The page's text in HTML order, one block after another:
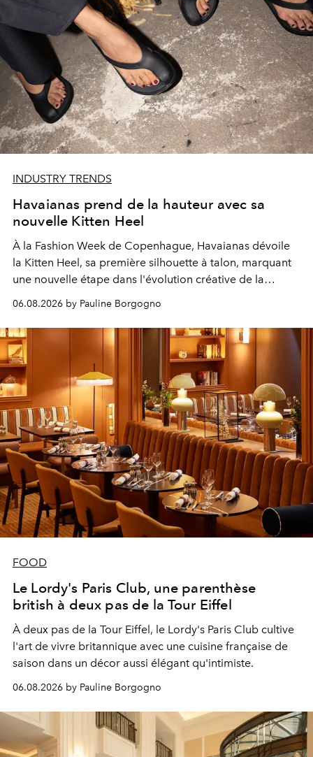
INDUSTRY TRENDS
Havaianas prend de la hauteur avec sa
nouvelle Kitten Heel
À la Fashion Week de Copenhague, Havaianas dévoile
la Kitten Heel, sa première silhouette à talon, marquant
une nouvelle étape dans l'évolution créative de la
06.08.2026 by Pauline Borgogno
FOOD
Le Lordy's Paris Club, une parenthèse
british à deux pas de la Tour Eiffel
À deux pas de la Tour Eiffel, le Lordy's Paris Club cultive
l'art de vivre britannique avec une cuisine française de
saison dans un décor aussi élégant qu'intimiste.
06.08.2026 by Pauline Borgogno